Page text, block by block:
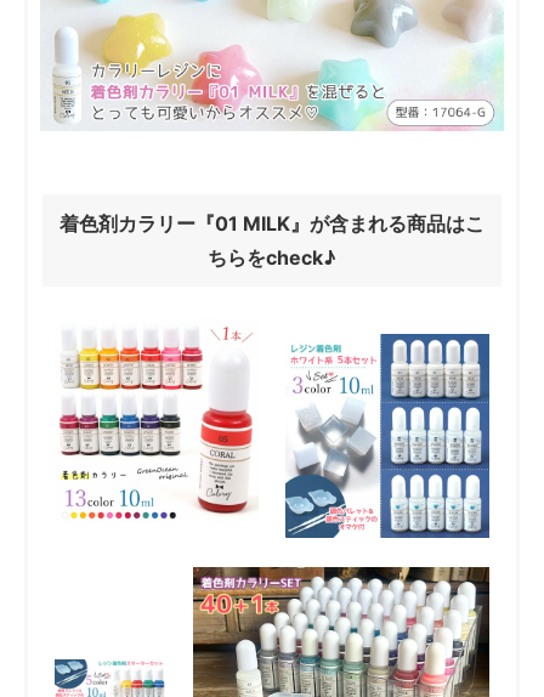
着色剤カラリー『01 MILK』が含まれる商品はこ
ちらをcheck♪